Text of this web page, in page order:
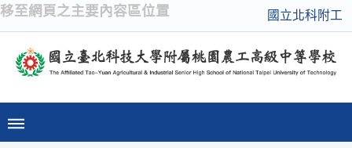
移至網頁之主要內容區位置 國立北科附工